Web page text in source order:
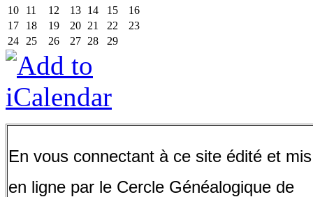
10
11 12 13 14 15
16
17
18 19 20 21 22
23
24 25 26 27 28 29
En vous connectant à ce site édité et mis
en ligne par le Cercle Généalogique de